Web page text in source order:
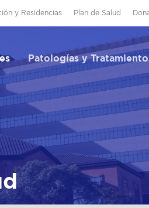
y Residencias Plan de Salud
Patologías y